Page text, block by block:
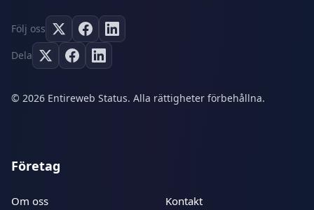
Följ oss
Dela
© 2026 Entireweb Status. Alla rättigheter förbehållna.
Företag
Om oss Kontakt